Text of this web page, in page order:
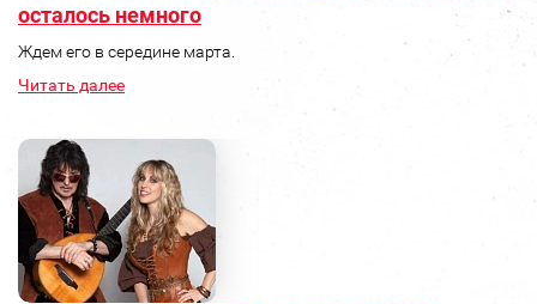
осталось немного
Ждем его в середине марта.
Читать далее